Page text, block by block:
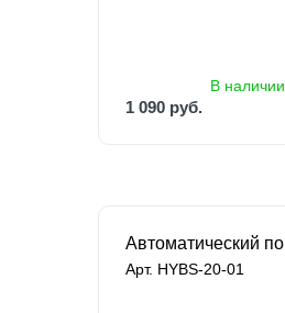
В наличии
1 090 руб.
Арт. HYBS-20-01